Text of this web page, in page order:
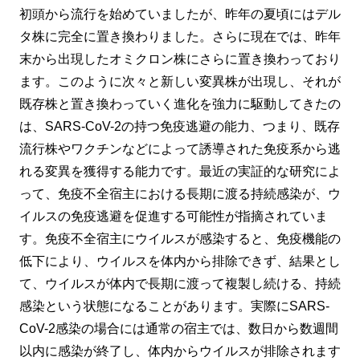
初頭から流行を始めていましたが、昨年の夏頃にはデル
タ株に完全に置き換わりました。さらに現在では、昨年
末から出現したオミクロン株にさらに置き換わっており
ます。このように次々と新しい変異株が出現し、それが
既存株と置き換わっていく進化を強力に駆動してきたの
は、SARS-CoV-2の持つ免疫逃避の能力、つまり、既存
流行株やワクチンなどによって誘導された免疫系から逃
れる変異を獲得する能力です。最近の実証的な研究によ
って、免疫不全宿主における長期に渡る持続感染が、ウ
イルスの免疫逃避を促進する可能性が指摘されていま
す。免疫不全宿主にウイルスが感染すると、免疫機能の
低下により、ウイルスを体内から排除できず、結果とし
て、ウイルスが体内で長期に渡って複製し続ける、持続
感染という状態になることがあります。実際にSARS-
CoV-2感染の場合には通常の宿主では、数日から数週間
以内に感染が終了し、体内からウイルスが排除されます